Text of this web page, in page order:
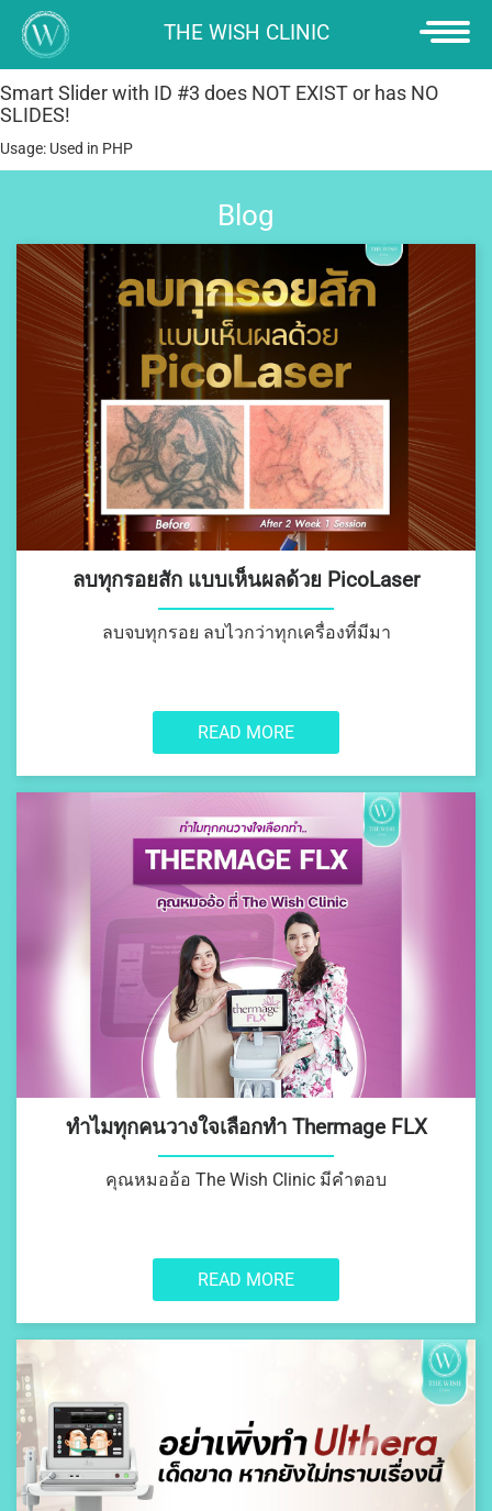
THE WISH CLINIC
HOME PROMOTION
SERVICE
ยกกระชับใบหน้า
ULTHERAPY PRIME
“SCULPTRA” เพื่อ
คุณภาพผิวที่ดียิ่งขึ้น
ใหม่ล่าสุด! " NEW
ULTRAFORMER MPT "
ULTHERA สวยด้วยเสียง
NEW THERMAGE FLX
MMFU: NEW
ULTRAFORMER LLL
ยกกระชับใหม่ล่าสุด
NEW ULTHERA
ยกกระชับ THERMAGE
รอยสิว
NEW DISCOVERY PICO
DERM
PICOPLUS LASER
PICOSURE LASER
SPECTRA Q
LASER เลเซอร์ฝ้ากระ
มาตรฐานโรงพยาบาล
CELLEC ADVANCE IPL
เลเซอร์หน้าใส
SCARLET LASER
เลเซอร์หลุมสิว
SOLITONE ACNE
โปรแกรมรักษาสิว
ปรับรูปหน้า
FILLER เติมเต็ม
ร้อยไหม
EMT SCULPT สร้าง
กล้ามเนื้อ สลายไขมัน
NEW COOLSCULPTING
บอกลาทุกปัญหาไขมัน
ส่วนเกิน
COOL CRISTAL
PRP (PLATELET RICH
PLASMA)
Smart Slider with ID #3 does NOT EXIST or has NO
SLIDES!
Usage: Used in PHP
Blog
ลบทุกรอยสัก แบบเห็นผลด้วย PicoLaser
ลบจบทุกรอย ลบไวกว่าทุกเครื่องที่มีมา
READ MORE
ทำไมทุกคนวางใจเลือกทำ Thermage FLX
คุณหมออ้อ The Wish Clinic มีคำตอบ
READ MORE